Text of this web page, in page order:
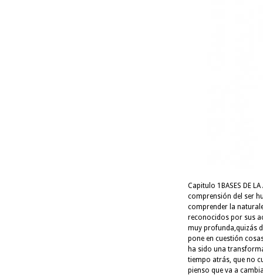
Capitulo 1BASES DE
comprensión del ser
comprender la
reconocidos por sus
muy profunda,quizás
pone en cuestión
ha sido una
tiempo atrás, que no
pienso que va a